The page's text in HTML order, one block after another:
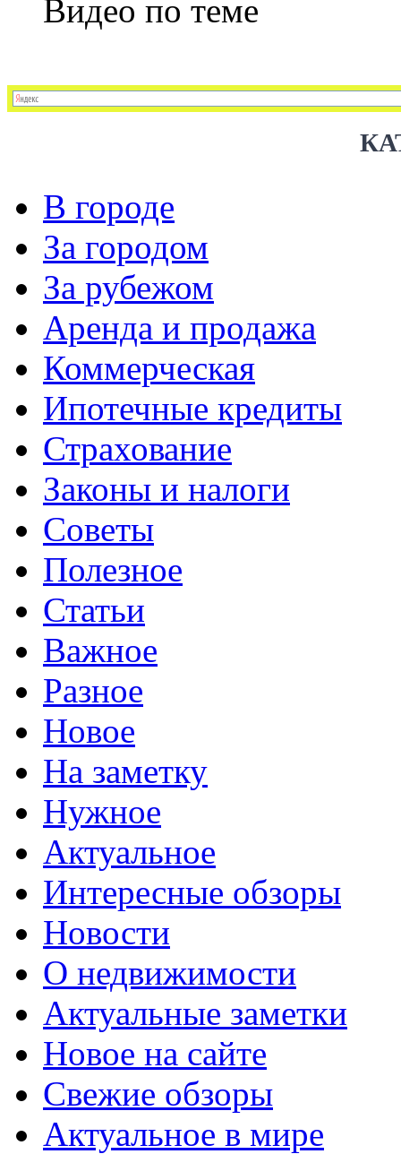
Видео по теме
В городе
За городом
За рубежом
Аренда и продажа
Коммерческая
Ипотечные кредиты
Страхование
Законы и налоги
Советы
Полезное
Статьи
Важное
Разное
Новое
На заметку
Нужное
Актуальное
Интересные обзоры
Новости
О недвижимости
Актуальные заметки
Новое на сайте
Свежие обзоры
Актуальное в мире